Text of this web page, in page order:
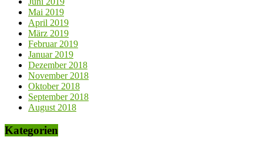
Mai 2019
April 2019
März 2019
Februar 2019
Januar 2019
Dezember 2018
November 2018
Oktober 2018
September 2018
August 2018
Kategorien